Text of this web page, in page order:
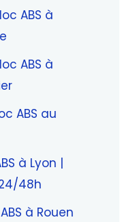
ABS à
ABS à
ABS au
à Lyon |
48h
à Rouen